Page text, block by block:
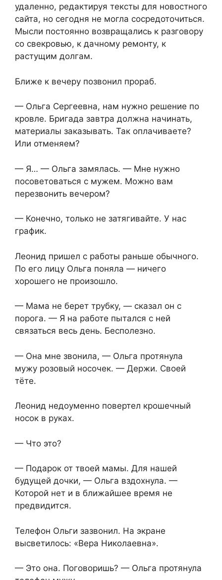
удаленно, редактируя тексты для новостного
сайта, но сегодня не могла сосредоточиться.
Мысли постоянно возвращались к разговору
со свекровью, к дачному ремонту, к
растущим долгам.
Ближе к вечеру позвонил прораб.
— Ольга Сергеевна, нам нужно решение по
кровле. Бригада завтра должна начинать,
материалы заказывать. Так оплачиваете?
Или отменяем?
— Я… — Ольга замялась. — Мне нужно
посоветоваться с мужем. Можно вам
перезвонить вечером?
— Конечно, только не затягивайте. У нас
график.
Леонид пришел с работы раньше обычного.
По его лицу Ольга поняла — ничего
хорошего не произошло.
— Мама не берет трубку, — сказал он с
порога. — Я на работе пытался с ней
связаться весь день. Бесполезно.
— Она мне звонила, — Ольга протянула
мужу розовый носочек. — Держи. Своей
тёте.
Леонид недоуменно повертел крошечный
носок в руках.
— Что это?
— Подарок от твоей мамы. Для нашей
будущей дочки, — Ольга вздохнула. —
Которой нет и в ближайшее время не
предвидится.
Телефон Ольги зазвонил. На экране
высветилось: «Вера Николаевна».
— Это она. Поговоришь? — Ольга протянула